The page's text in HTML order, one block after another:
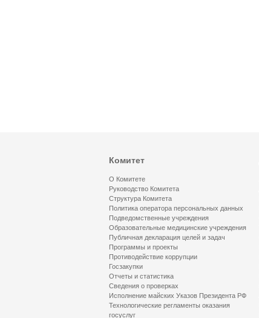
Комитет
О Комитете
Руководство Комитета
Структура Комитета
Политика оператора персональных данных
Подведомственные учреждения
Образовательные медицинские учреждения
Публичная декларация целей и задач
Программы и проекты
Противодействие коррупции
Госзакупки
Отчеты и статистика
Сведения о проверках
Исполнение майских Указов Президента РФ
Технологические регламенты оказания
госуслуг